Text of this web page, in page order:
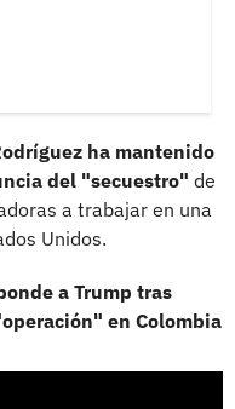
ha mantenido
del "secuestro" de
a trabajar en una
Unidos.
a Trump tras
en Colombia